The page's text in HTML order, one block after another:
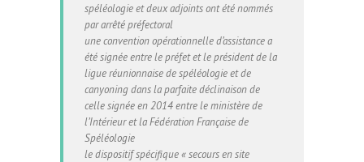
spéléologie et deux adjoints ont été nommés
par arrêté préfectoral
une convention opérationnelle d’assistance a
été signée entre le préfet et le président de la
ligue réunionnaise de spéléologie et de
canyoning dans la parfaite déclinaison de
celle signée en 2014 entre le ministère de
l’Intérieur et la Fédération Française de
Spéléologie
le dispositif spécifique « secours en site